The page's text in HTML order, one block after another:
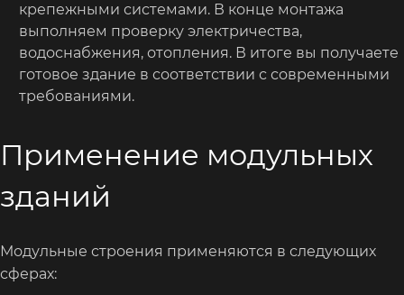
крепежными системами. В конце монтажа
выполняем проверку электричества,
водоснабжения, отопления. В итоге вы получаете
готовое здание в соответствии с современными
требованиями.
Применение модульных
зданий
Модульные строения применяются в следующих
сферах: